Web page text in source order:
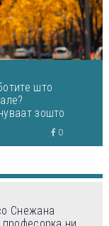
што
зошто
0
Снежана